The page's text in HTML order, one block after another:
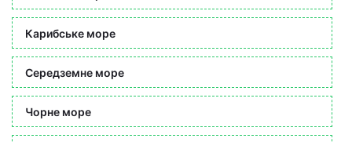
Карибське море
Середземне море
Чорне море